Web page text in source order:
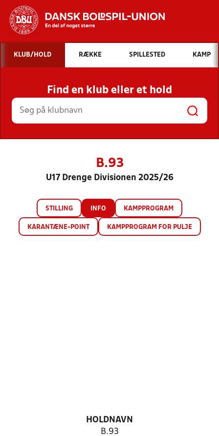
Hvad vil du søge efter?
INDHOLD OG NYHEDER
STILLINGER, RESULTATER, KLUBBER OG
HOLD
KLUB/HOLD RÆKKE SPILLESTED KAMP
Find en klub eller et hold
B.93
U17 Drenge Divisionen 2025/26
STILLING INFO KAMPPROGRAM
KARANTÆNE-POINT KAMPPROGRAM FOR PULJE
HOLDNAVN
B.93